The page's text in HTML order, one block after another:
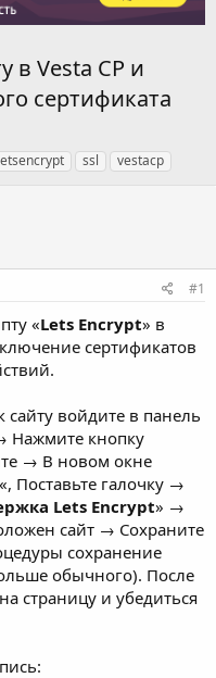
в Vesta CP и
сертификата
ssl vestacp
#1
«Lets Encrypt» в
сертификатов
войдите в панель
Нажмите кнопку
→ В новом окне
«, Поставьте галочку →
Lets Encrypt» →
сайт → Сохраните
сохранение
обычного). После
страницу и убедиться